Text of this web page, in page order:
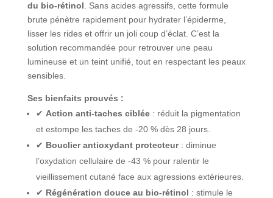
du bio-rétinol . Sans acides agressifs, cette formule
brute pénètre rapidement pour hydrater l’épiderme,
lisser les rides et offrir un joli coup d’éclat. C’est la
solution recommandée pour retrouver une peau
lumineuse et un teint unifié, tout en respectant les peaux
sensibles.
Ses bienfaits prouvés :
✔ Action anti-taches ciblée: réduit la pigmentation
et estompe les taches de -20 % dès 28 jours.
✔ Bouclier antioxydant protecteur: diminue
l’oxydation cellulaire de -43 % pour ralentir le
vieillissement cutané face aux agressions extérieures.
✔ Régénération douce au bio-rétinol : stimule le